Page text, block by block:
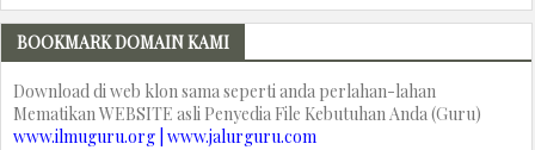
BOOKMARK DOMAIN KAMI
Download di web klon sama seperti anda perlahan-lahan
Mematikan WEBSITE asli Penyedia File Kebutuhan Anda (Guru)
www.ilmuguru.org | www.jalurguru.com